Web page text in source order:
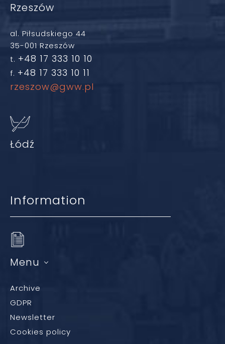
Rzeszów
al. Piłsudskiego 44
35-001 Rzeszów
t. +48 17 333 10 10
f. +48 17 333 10 11
rzeszow@gww.pl
Łódź
Information
Menu
Archive
GDPR
Newsletter
Cookies policy